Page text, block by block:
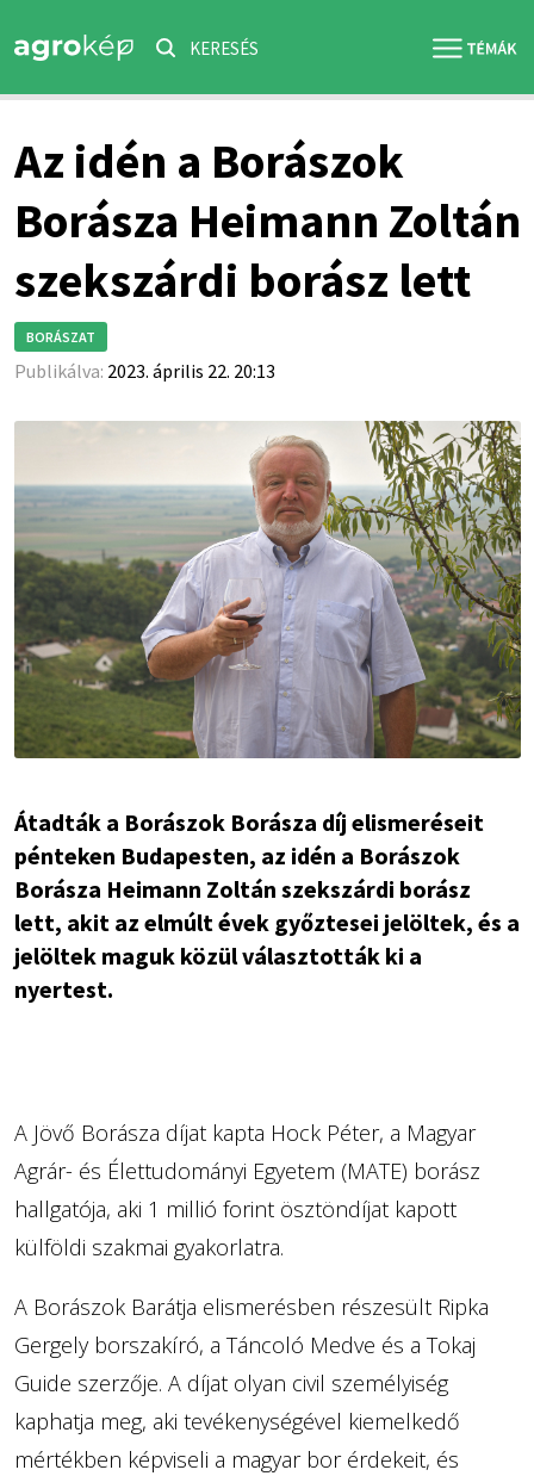
KERESÉS
Az idén a Borászok
Borásza Heimann Zoltán
szekszárdi borász lett
BORÁSZAT
Publikálva: 2023. április 22. 20:13
Átadták a Borászok Borásza díj elismeréseit
pénteken Budapesten, az idén a Borászok
Borásza Heimann Zoltán szekszárdi borász
lett, akit az elmúlt évek győztesei jelöltek, és a
jelöltek maguk közül választották ki a
nyertest.
A Jövő Borásza díjat kapta Hock Péter, a Magyar
Agrár- és Élettudományi Egyetem (MATE) borász
hallgatója, aki 1 millió forint ösztöndíjat kapott
külföldi szakmai gyakorlatra.
A Borászok Barátja elismerésben részesült Ripka
Gergely borszakíró, a Táncoló Medve és a Tokaj
Guide szerzője. A díjat olyan civil személyiség
kaphatja meg, aki tevékenységével kiemelkedő
mértékben képviseli a magyar bor érdekeit, és